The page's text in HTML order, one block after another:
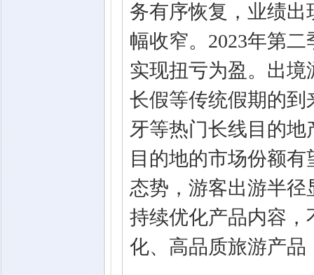
务有序恢复，业绩
幅收窄。2023年第
实现扭亏为盈。出境
长假等传统假期的
牙等热门长线目的
目的地的市场份额
态势，游客出游半
持续优化产品内容
化、高品质旅游产